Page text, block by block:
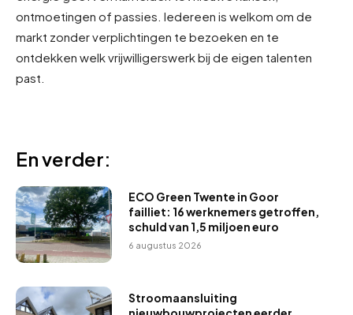
ontmoetingen of passies. Iedereen is welkom om de
markt zonder verplichtingen te bezoeken en te
ontdekken welk vrijwilligerswerk bij de eigen talenten
past.
En verder:
ECO Green Twente in Goor
failliet: 16 werknemers getroffen,
schuld van 1,5 miljoen euro
6 augustus 2026
Stroomaansluiting